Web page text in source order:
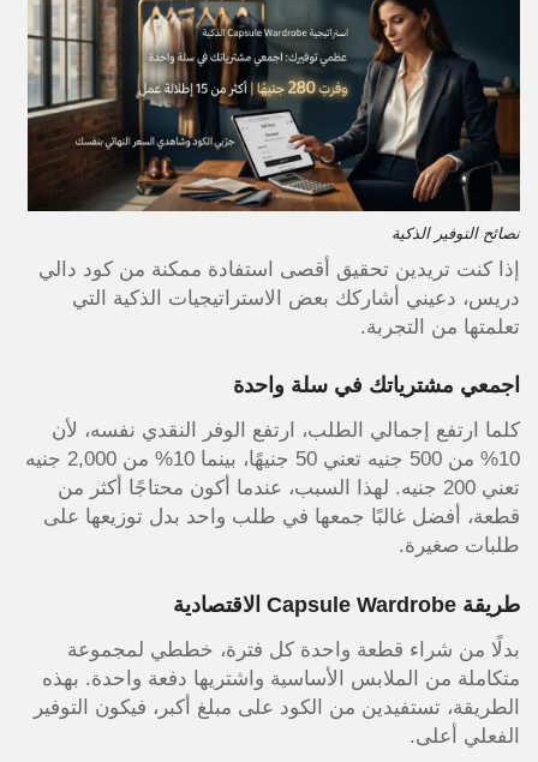
نصائح التوفير الذكية
إذا كنت تريدين تحقيق أقصى استفادة ممكنة من كود دالي
دريس، دعيني أشاركك بعض الاستراتيجيات الذكية التي
تعلمتها من التجربة.
اجمعي مشترياتك في سلة واحدة
كلما ارتفع إجمالي الطلب، ارتفع الوفر النقدي نفسه، لأن
10% من 500 جنيه تعني 50 جنيهًا، بينما 10% من 2,000 جنيه
تعني 200 جنيه. لهذا السبب، عندما أكون محتاجًا أكثر من
قطعة، أفضل غالبًا جمعها في طلب واحد بدل توزيعها على
طلبات صغيرة.
طريقة Capsule Wardrobe الاقتصادية
بدلًا من شراء قطعة واحدة كل فترة، خططي لمجموعة
متكاملة من الملابس الأساسية واشتريها دفعة واحدة. بهذه
الطريقة، تستفيدين من الكود على مبلغ أكبر، فيكون التوفير
الفعلي أعلى.